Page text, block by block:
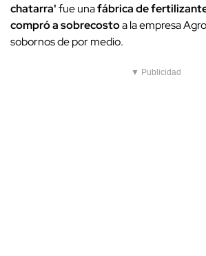
chatarra'fue unafábrica de
compró a sobrecostoa la empresa
sobornos de por medio.
▼ Publicidad